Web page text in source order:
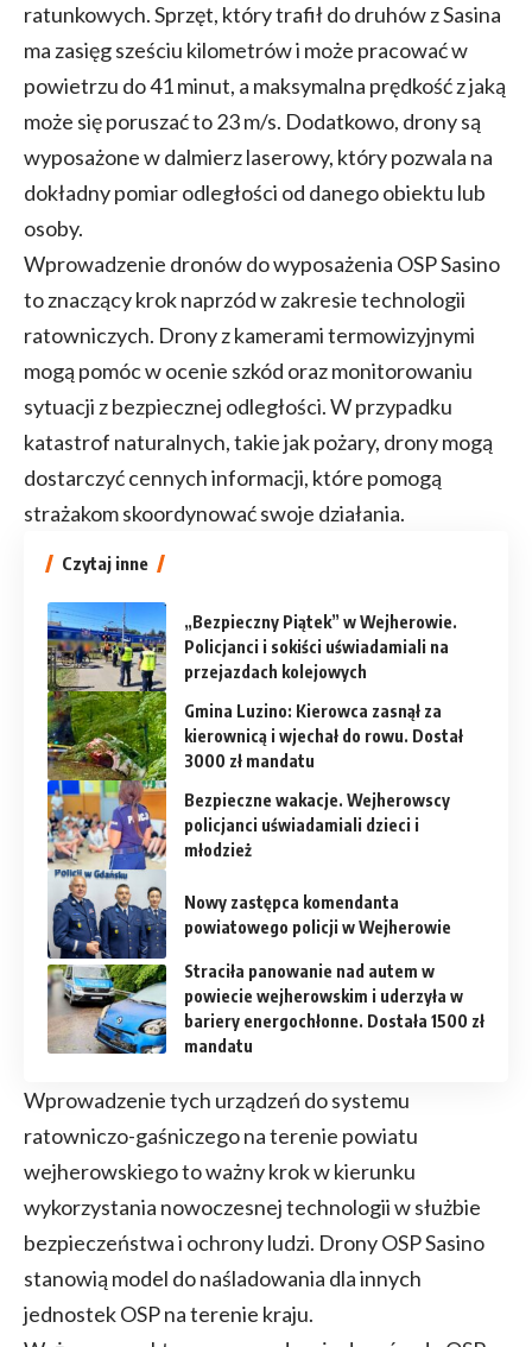
ratunkowych. Sprzęt, który trafił do druhów z Sasina
ma zasięg sześciu kilometrów i może pracować w
powietrzu do 41 minut, a maksymalna prędkość z jaką
może się poruszać to 23 m/s. Dodatkowo, drony są
wyposażone w dalmierz laserowy, który pozwala na
dokładny pomiar odległości od danego obiektu lub
osoby.
Wprowadzenie dronów do wyposażenia OSP Sasino
to znaczący krok naprzód w zakresie technologii
ratowniczych. Drony z kamerami termowizyjnymi
mogą pomóc w ocenie szkód oraz monitorowaniu
sytuacji z bezpiecznej odległości. W przypadku
katastrof naturalnych, takie jak pożary, drony mogą
dostarczyć cennych informacji, które pomogą
strażakom skoordynować swoje działania.
Czytaj inne
„Bezpieczny Piątek” w Wejherowie.
Policjanci i sokiści uświadamiali na
przejazdach kolejowych
Gmina Luzino: Kierowca zasnął za
kierownicą i wjechał do rowu. Dostał
3000 zł mandatu
Bezpieczne wakacje. Wejherowscy
policjanci uświadamiali dzieci i
młodzież
Nowy zastępca komendanta
powiatowego policji w Wejherowie
Straciła panowanie nad autem w
powiecie wejherowskim i uderzyła w
bariery energochłonne. Dostała 1500 zł
mandatu
Wprowadzenie tych urządzeń do systemu
ratowniczo-gaśniczego na terenie powiatu
wejherowskiego to ważny krok w kierunku
wykorzystania nowoczesnej technologii w służbie
bezpieczeństwa i ochrony ludzi. Drony OSP Sasino
stanowią model do naśladowania dla innych
jednostek OSP na terenie kraju.